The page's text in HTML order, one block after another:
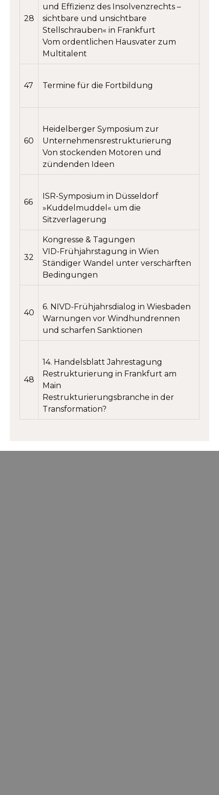
28
und Effizienz des Insolvenzrechts –
sichtbare und unsichtbare
Stellschrauben« in Frankfurt
Vom ordentlichen Hausvater zum
Multitalent
47 Termine für die Fortbildung
60
Heidelberger Symposium zur
Unternehmensrestrukturierung
Von stockenden Motoren und
zündenden Ideen
66
ISR-Symposium in Düsseldorf
»Kuddelmuddel« um die
Sitzverlagerung
32
Kongresse & Tagungen
VID-Frühjahrstagung in Wien
Ständiger Wandel unter verschärften
Bedingungen
40
6. NIVD-Frühjahrsdialog in Wiesbaden
Warnungen vor Windhundrennen
und scharfen Sanktionen
48
14. Handelsblatt Jahrestagung
Restrukturierung in Frankfurt am
Main
Restrukturierungsbranche in der
Transformation?